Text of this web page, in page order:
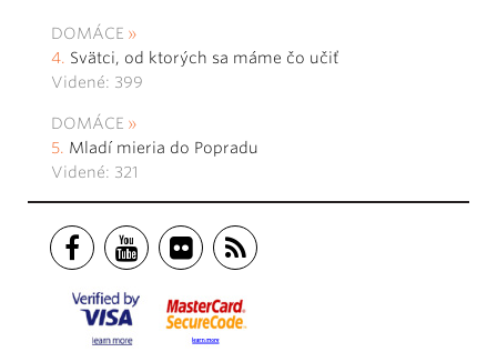
DOMÁCE
Svätci, od ktorých sa máme čo učiť
Videné: 399
DOMÁCE
Mladí mieria do Popradu
Videné: 321